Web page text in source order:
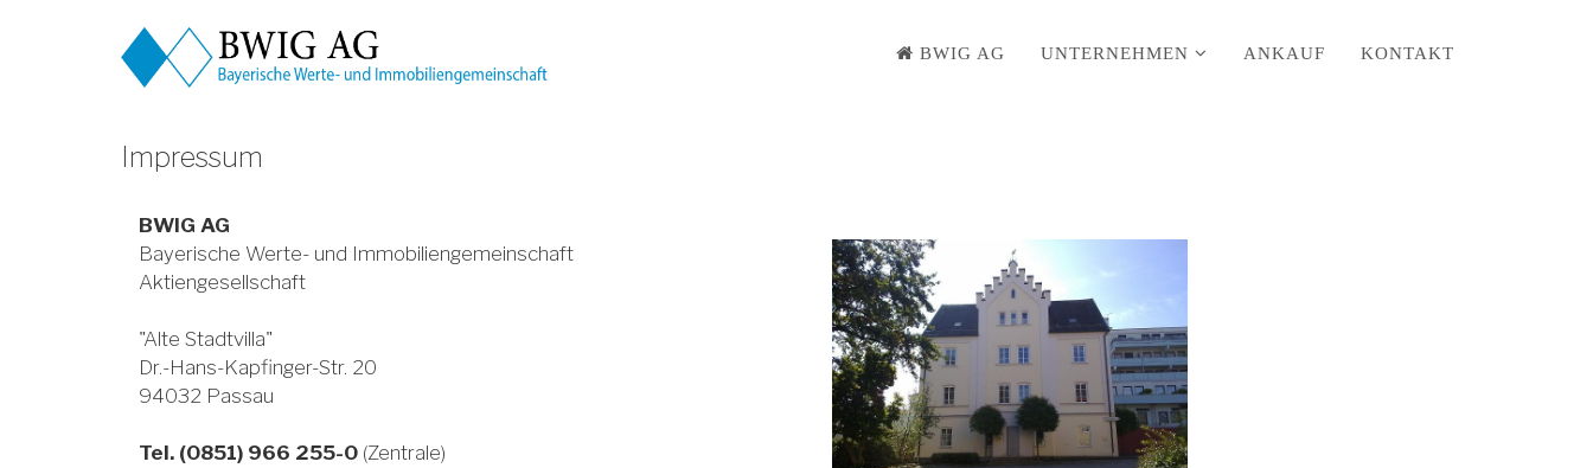
BWIG AG UNTERNEHMEN ANKAUF KONTAKT
Impressum
BWIG AG
Bayerische Werte- und Immobiliengemeinschaft
Aktiengesellschaft
"Alte Stadtvilla"
Dr.-Hans-Kapfinger-Str. 20
94032 Passau
Tel. (0851) 966 255-0 (Zentrale)